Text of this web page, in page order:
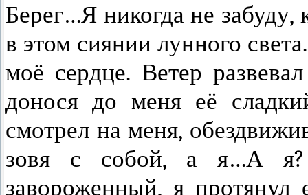
Берег…Я никогда не забуду,
в этом сиянии лунного
моё сердце. Ветер
донося до меня её
смотрел на меня,
зовя с собой, а я…А
завороженный, я